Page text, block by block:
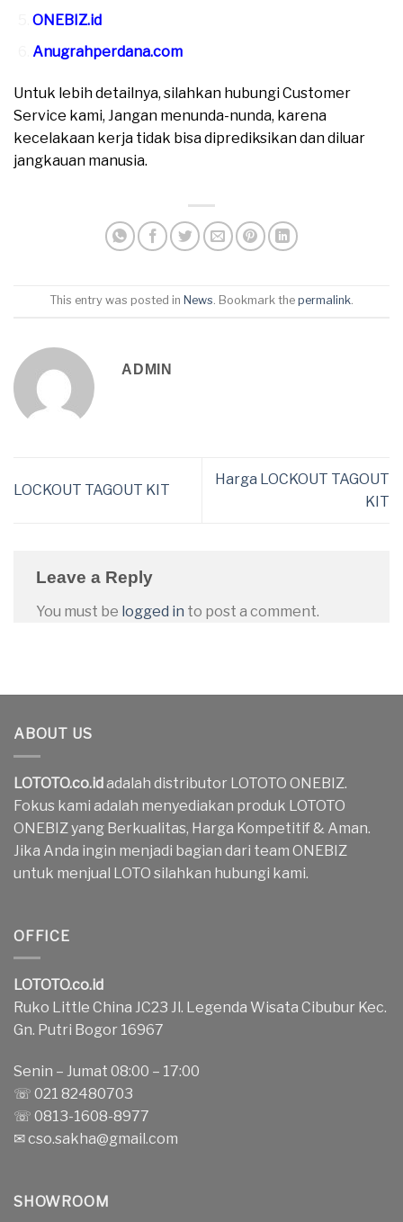
ONEBIZ.id
Anugrahperdana.com
Untuk lebih detailnya, silahkan hubungi Customer
Service kami, Jangan menunda-nunda, karena
kecelakaan kerja tidak bisa diprediksikan dan diluar
jangkauan manusia.
This entry was posted in News . Bookmark the permalink
ADMIN
LOCKOUT TAGOUT KIT
Harga LOCKOUT TAGOUT
KIT
Leave a Reply
You must be logged in to post a comment.
ABOUT US
LOTOTO.co.idadalah distributor LOTOTO ONEBIZ.
Fokus kami adalah menyediakan produk LOTOTO
ONEBIZ yang Berkualitas, Harga Kompetitif & Aman.
Jika Anda ingin menjadi bagian dari team ONEBIZ
untuk menjual LOTO silahkan hubungi kami.
OFFICE
LOTOTO.co.id
Ruko Little China JC23 Jl. Legenda Wisata Cibubur Kec.
Gn. Putri Bogor 16967
Senin – Jumat 08:00 – 17:00
☏ 021 82480703
☏ 0813-1608-8977
✉cso.sakha@gmail.com
SHOWROOM